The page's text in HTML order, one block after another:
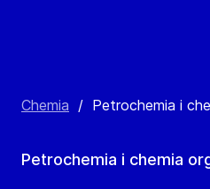
Chemia / Petrochemia i
Petrochemia i chemia